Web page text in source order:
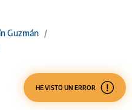
Guzmán /
HE VISTO UN ERROR